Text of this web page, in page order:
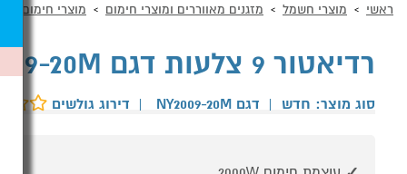
ראשי מוצרי חשמל מזגנים מאווררים ומוצרי חימום מוצרי חימום
רדיאטור 9 צלעות דגם NY2009-20M מידאה MIDEA לבן
סוג מוצר: חדש | דגם NY2009-20M | דירוג גולשים